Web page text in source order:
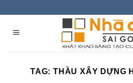
content
TAG:THẦU XÂY DỰNG